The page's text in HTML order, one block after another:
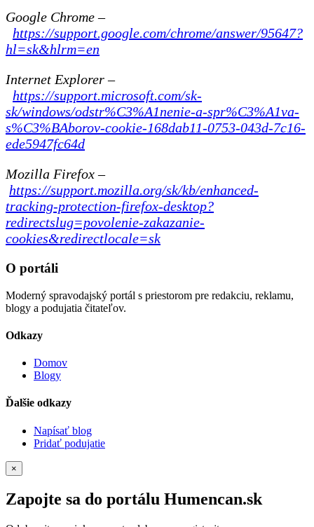
Google Chrome –
https://support.google.com/chrome/answer/95647?
hl=sk&hlrm=en
Internet Explorer –
https://support.microsoft.com/sk-
sk/windows/odstr%C3%A1nenie-a-spr%C3%A1va-
s%C3%BAborov-cookie-168dab11-0753-043d-7c16-
ede5947fc64d
Mozilla Firefox –
https://support.mozilla.org/sk/kb/enhanced-
tracking-protection-firefox-desktop?
redirectslug=povolenie-zakazanie-
cookies&redirectlocale=sk
O portáli
Moderný spravodajský portál s priestorom pre redakciu, reklamu,
blogy a podujatia čitateľov.
Odkazy
Domov
Blogy
Ďalšie odkazy
Napísať blog
Pridať podujatie
×
Zapojte sa do portálu Humencan.sk